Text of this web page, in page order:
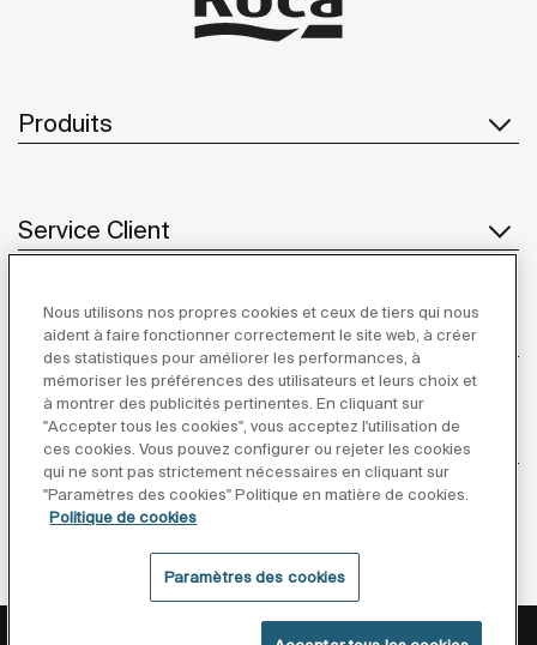
Produits
Service Client
À propos de Roca
Inspiration
Suivez-nous
Nous utilisons nos propres cookies et ceux de tiers qui nous
aident à faire fonctionner correctement le site web, à créer
des statistiques pour améliorer les performances, à
mémoriser les préférences des utilisateurs et leurs choix et
à montrer des publicités pertinentes. En cliquant sur
"Accepter tous les cookies", vous acceptez l'utilisation de
ces cookies. Vous pouvez configurer ou rejeter les cookies
qui ne sont pas strictement nécessaires en cliquant sur
"Paramètres des cookies" Politique en matière de cookies.
Politique de cookies
Paramètres des cookies